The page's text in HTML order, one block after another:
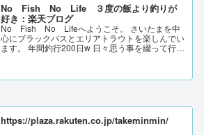
No Fish No Life ３度の飯より釣りが
好き：楽天ブログ
No Fish No Lifeへようこそ。 さいたまを中
心にブラックバスとエリアトラウトを楽しんでい
ます。 年間釣行200日w 日々思う事を綴って行き
https://plaza.rakuten.co.jp/takeminmin/